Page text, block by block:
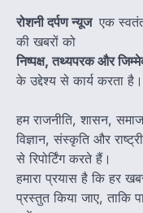
रोशनी दर्पण न्यूज एक
की खबरों को
निष्पक्ष, तथ्यपरक और
के उद्देश्य से कार्य करता है।
हम राजनीति, शासन,
विज्ञान, संस्कृति और
से रिपोर्टिंग करते हैं।
हमारा प्रयास है कि हर
प्रस्तुत किया जाए, ताकि